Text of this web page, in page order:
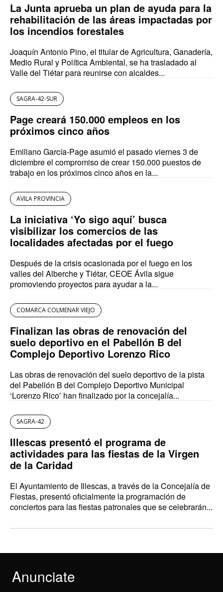
La Junta aprueba un plan de ayuda para la
rehabilitación de las áreas impactadas por
los incendios forestales
Joaquín Antonio Pino, el titular de Agricultura, Ganadería,
Medio Rural y Política Ambiental, se ha trasladado al
Valle del Tiétar para reunirse con alcaldes...
SAGRA-42-SUR
Page creará 150.000 empleos en los
próximos cinco años
Emiliano García-Page asumió el pasado viernes 3 de
diciembre el compromiso de crear 150.000 puestos de
trabajo en los próximos cinco años en la...
AVILA PROVINCIA
La iniciativa ‘Yo sigo aquí’ busca
visibilizar los comercios de las
localidades afectadas por el fuego
Después de la crisis ocasionada por el fuego en los
valles del Alberche y Tiétar, CEOE Ávila sigue
promoviendo proyectos para ayudar a la...
COMARCA COLMENAR VIEJO
Finalizan las obras de renovación del
suelo deportivo en el Pabellón B del
Complejo Deportivo Lorenzo Rico
Las obras de renovación del suelo deportivo de la pista
del Pabellón B del Complejo Deportivo Municipal
‘Lorenzo Rico’ han finalizado por la concejalía...
SAGRA-42
Illescas presentó el programa de
actividades para las fiestas de la Virgen
de la Caridad
El Ayuntamiento de Illescas, a través de la Concejalía de
Fiestas, presentó oficialmente la programación de
conciertos para las fiestas patronales que se celebrarán...
Anunciate